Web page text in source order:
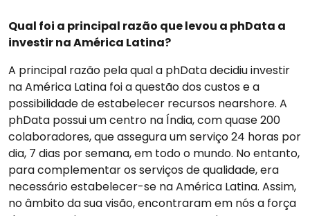
Qual foi a principal razão que levou a phData a
investir na América Latina?
A principal razão pela qual a phData decidiu investir
na América Latina foi a questão dos custos e a
possibilidade de estabelecer recursos nearshore. A
phData possui um centro na Índia, com quase 200
colaboradores, que assegura um serviço 24 horas por
dia, 7 dias por semana, em todo o mundo. No entanto,
para complementar os serviços de qualidade, era
necessário estabelecer-se na América Latina. Assim,
no âmbito da sua visão, encontraram em nós a força